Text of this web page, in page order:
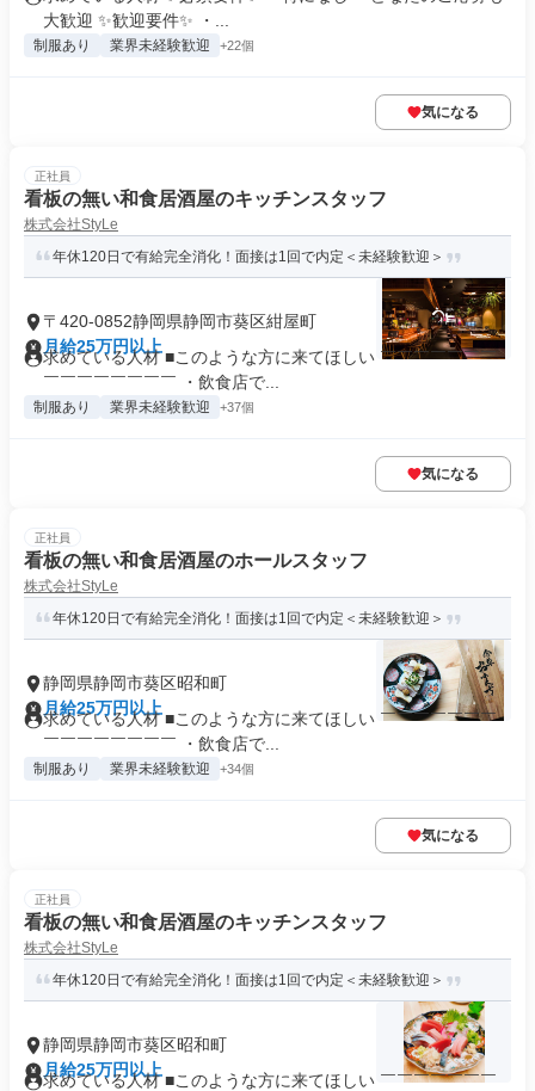
大歓迎 ✨歓迎要件✨ ・...
制服あり 業界未経験歓迎 +22個
気になる
正社員
看板の無い和食居酒屋のキッチンスタッフ
株式会社StyLe
年休120日で有給完全消化！面接は1回で内定＜未経験歓迎＞
〒420-0852静岡県静岡市葵区紺屋町
月給25万円以上
求めている人材 ■このような方に来てほしい ￣￣￣￣￣￣￣
￣￣￣￣￣￣￣￣ ・飲食店で...
制服あり 業界未経験歓迎 +37個
気になる
正社員
看板の無い和食居酒屋のホールスタッフ
株式会社StyLe
年休120日で有給完全消化！面接は1回で内定＜未経験歓迎＞
静岡県静岡市葵区昭和町
月給25万円以上
求めている人材 ■このような方に来てほしい ￣￣￣￣￣￣￣
￣￣￣￣￣￣￣￣ ・飲食店で...
制服あり 業界未経験歓迎 +34個
気になる
正社員
看板の無い和食居酒屋のキッチンスタッフ
株式会社StyLe
年休120日で有給完全消化！面接は1回で内定＜未経験歓迎＞
静岡県静岡市葵区昭和町
月給25万円以上
求めている人材 ■このような方に来てほしい ￣￣￣￣￣￣￣